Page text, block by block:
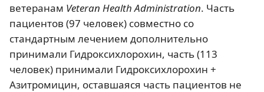
ветеранам Veteran Health Administration. Часть
пациентов (97 человек) совместно со
стандартным лечением дополнительно
принимали Гидроксихлорохин, часть (113
человек) принимали Гидроксихлорохин +
Азитромицин, оставшаяся часть пациентов не